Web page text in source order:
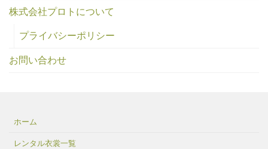
株式会社プロトについて
プライバシーポリシー
お問い合わせ
ホーム
レンタル衣裳一覧